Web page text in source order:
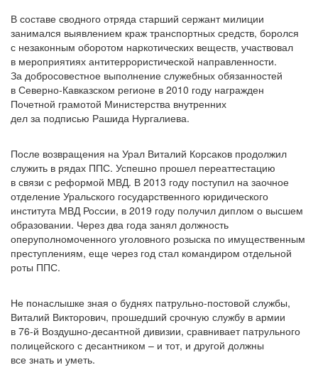
В составе сводного отряда старший сержант милиции
занимался выявлением краж транспортных средств, боролся
с незаконным оборотом наркотических веществ, участвовал
в мероприятиях антитеррористической направленности.
За добросовестное выполнение служебных обязанностей
в Северно-Кавказском регионе в 2010 году награжден
Почетной грамотой Министерства внутренних
дел за подписью Рашида Нургалиева.
После возвращения на Урал Виталий Корсаков продолжил
служить в рядах ППС. Успешно прошел переаттестацию
в связи с реформой МВД. В 2013 году поступил на заочное
отделение Уральского государственного юридического
института МВД России, в 2019 году получил диплом о высшем
образовании. Через два года занял должность
оперуполномоченного уголовного розыска по имущественным
преступлениям, еще через год стал командиром отдельной
роты ППС.
Не понаслышке зная о буднях патрульно-постовой службы,
Виталий Викторович, прошедший срочную службу в армии
в 76-й Воздушно-десантной дивизии, сравнивает патрульного
полицейского с десантником – и тот, и другой должны
все знать и уметь.